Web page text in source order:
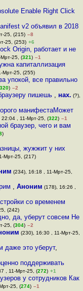
Enable Right Click
v2 объявил в 2018
25, (215) –8
25, (253) +6
Origin, работает и не
25, (321) –1
капиталлизация
Мрт-25, (255)
упокой, все правильно
) –2
пишешь , нах. (?),
манифестаМожет
22:04 , 11-Мрт-25, (322) –1
браузер, чего и вам
)
жужжит у них
Мрт-25, (217)
(234), 16:18 , 11-Мрт-25,
, Аноним (178), 16:26 ,
со временем
(242)
да, уберут совсем Не
25, (304) –2
(230), 16:30 , 11-Мрт-25,
даже это уберут,
поддерживать
, 11-Мрт-25, (272) +1
у сотрудников Как
25, (274) –1